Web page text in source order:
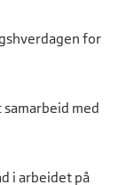
for
med
i arbeidet på